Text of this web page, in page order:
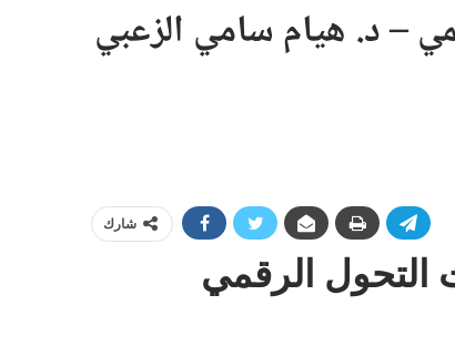
– د. هيام سامي الزعبي
شارك
التحول الرقمي